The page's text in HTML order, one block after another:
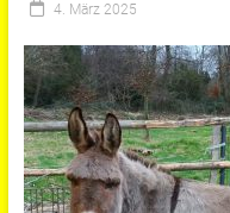
4. März 2025